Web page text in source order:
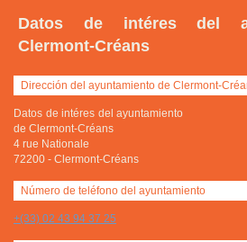
Datos de intéres del
Clermont-Créans
Dirección del ayuntamiento de Clermont-
Datos de intéres del ayuntamiento
de Clermont-Créans
4 rue Nationale
72200 - Clermont-Créans
Número de teléfono del ayuntamiento
+(33) 02 43 94 37 25